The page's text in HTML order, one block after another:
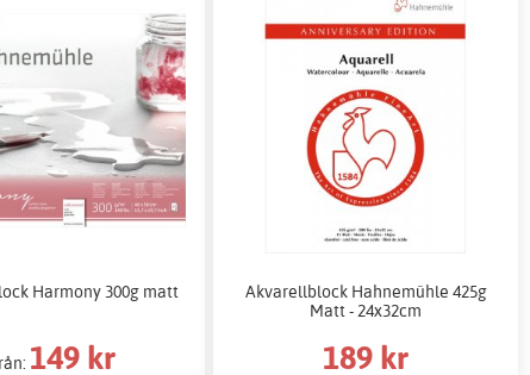
Harmony 300g matt
149 kr
Akvarellblock Hahnemühle 425g
Matt - 24x32cm
189 kr